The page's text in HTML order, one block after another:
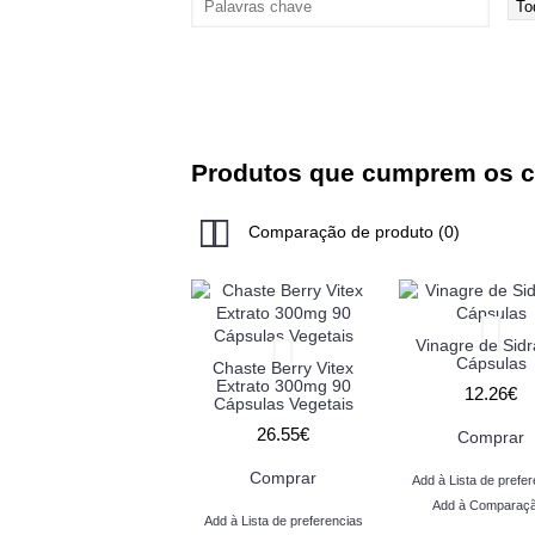
Produtos que cumprem os
Comparação de produto (0)
Chaste Berry Vitex
Extrato 300mg 90
Cápsulas Vegetais
26.55€
Comprar
Add à Lista de preferencias
Vinagre de
Cápsulas
12.26€
Comprar
Add à Lista de
Add à